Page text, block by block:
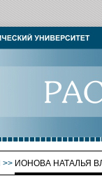
>> ИОНОВА НАТАЛЬЯ